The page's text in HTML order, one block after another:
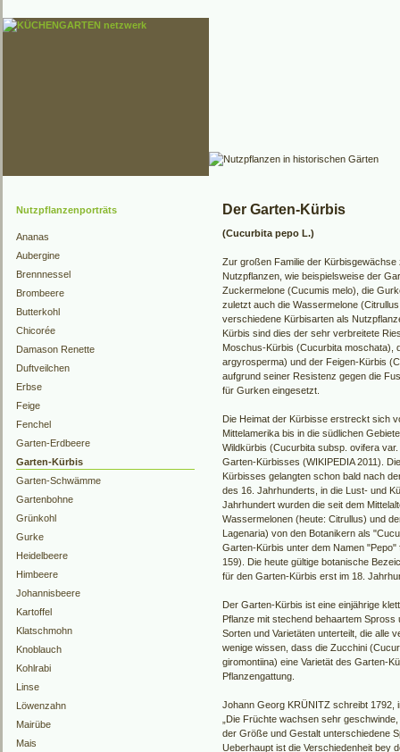
Nutzpflanzenporträts
Ananas
Aubergine
Brennnessel
Brombeere
Butterkohl
Chicorée
Damason Renette
Duftveilchen
Erbse
Feige
Fenchel
Garten-Erdbeere
Garten-Kürbis
Garten-Schwämme
Gartenbohne
Grünkohl
Gurke
Heidelbeere
Himbeere
Johannisbeere
Kartoffel
Klatschmohn
Knoblauch
Kohlrabi
Linse
Löwenzahn
Mairübe
Mais
Der Garten-Kürbis
(Cucurbita pepo L.)
Zur großen Familie der Kürbisgewächse
Nutzpflanzen, wie beispielsweise der
Zuckermelone (Cucumis melo), die
zuletzt auch die Wassermelone
verschiedene Kürbisarten als
Kürbis sind dies der sehr verbreitete
Moschus-Kürbis (Cucurbita moschata),
argyrosperma) und der Feigen-Kürbis
aufgrund seiner Resistenz gegen die
für Gurken eingesetzt.
Die Heimat der Kürbisse erstreckt sich
Mittelamerika bis in die südlichen
Wildkürbis (Cucurbita subsp. ovifera
Garten-Kürbisses (WIKIPEDIA 2011).
Kürbisses gelangten schon bald nach
des 16. Jahrhunderts, in die Lust- und
Jahrhundert wurden die seit dem
Wassermelonen (heute: Citrullus) und
Lagenaria) von den Botanikern als
Garten-Kürbis unter dem Namen
159). Die heute gültige botanische
für den Garten-Kürbis erst im 18.
Der Garten-Kürbis ist eine einjährige
Pflanze mit stechend behaartem Spross
Sorten und Varietäten unterteilt, die alle
wenige wissen, dass die Zucchini
giromontiina) eine Varietät des Garten-
Pflanzengattung.
Johann Georg KRÜNITZ schreibt 1792,
„Die Früchte wachsen sehr
der Größe und Gestalt unterschiedene
Ueberhaupt ist die Verschiedenheit bey